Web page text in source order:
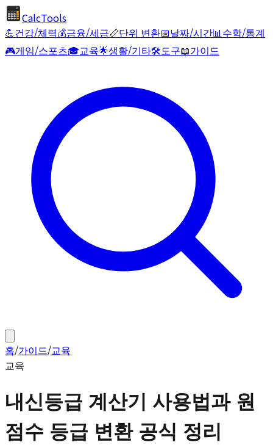
CalcTools
💪건강/체력💰금융/세금📏단위 변환📅날짜/시간📊수학/통계
🎮게임/스포츠🎓교육🌟생활/기타🛠️도구📖가이드
홈/가이드/교육
교육
내신등급 계산기 사용법과 원
점수 등급 변환 공식 정리